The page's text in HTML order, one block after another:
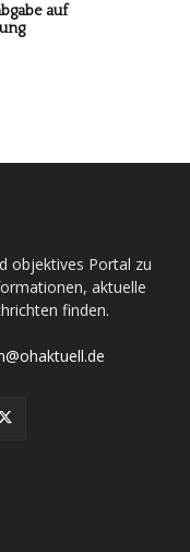
auf
objektives Portal zu
aktuelle
finden.